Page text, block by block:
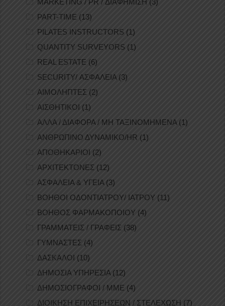
PART-TIME (13)
PILATES INSTRUCTORS (1)
QUANTITY SURVEYORS (1)
REAL ESTATE (6)
SECURITY/ ΑΣΦΑΛΕΙΑ (3)
ΑΙΜΟΛΗΠΤΕΣ (2)
ΑΙΣΘΗΤΙΚΟΙ (1)
ΑΛΛΑ / ΔΙΑΦΟΡΑ / ΜΗ ΤΑΞΙΝΟΜΗΜΕΝΑ (1)
ΑΝΘΡΩΠΙΝΟ ΔΥΝΑΜΙΚΟ/HR (1)
ΑΠΟΘΗΚΑΡΙΟΙ (2)
ΑΡΧΙΤΕΚΤΟΝΕΣ (12)
ΑΣΦΑΛΕΙΑ & ΥΓΕΙΑ(3)
ΒΟΗΘΟΙ ΟΔΟΝΤΙΑΤΡΟΥ/ ΙΑΤΡΟΥ (11)
ΒΟΗΘΟΣ ΦΑΡΜΑΚΟΠΟΙΟΥ (4)
ΓΡΑΜΜΑΤΕΙΣ / ΓΡΑΦΕΙΣ (38)
ΓΥΜΝΑΣΤΕΣ (4)
ΔΑΣΚΑΛΟΙ (10)
ΔΗΜΟΣΙΑ ΥΠΗΡΕΣΙΑ(12)
ΔΗΜΟΣΙΟΓΡΑΦΟΙ / ΜΜΕ (4)
ΔΙΟΙΚΗΣΗ ΕΠΙΧΕΙΡΗΣΕΩΝ / ΣΤΕΛΕΧΩΣΗ (7)